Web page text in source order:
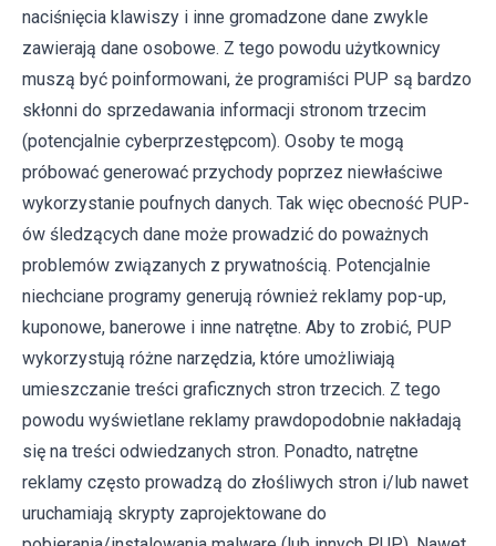
naciśnięcia klawiszy i inne gromadzone dane zwykle
zawierają dane osobowe. Z tego powodu użytkownicy
muszą być poinformowani, że programiści PUP są bardzo
skłonni do sprzedawania informacji stronom trzecim
(potencjalnie cyberprzestępcom). Osoby te mogą
próbować generować przychody poprzez niewłaściwe
wykorzystanie poufnych danych. Tak więc obecność PUP-
ów śledzących dane może prowadzić do poważnych
problemów związanych z prywatnością. Potencjalnie
niechciane programy generują również reklamy pop-up,
kuponowe, banerowe i inne natrętne. Aby to zrobić, PUP
wykorzystują różne narzędzia, które umożliwiają
umieszczanie treści graficznych stron trzecich. Z tego
powodu wyświetlane reklamy prawdopodobnie nakładają
się na treści odwiedzanych stron. Ponadto, natrętne
reklamy często prowadzą do złośliwych stron i/lub nawet
uruchamiają skrypty zaprojektowane do